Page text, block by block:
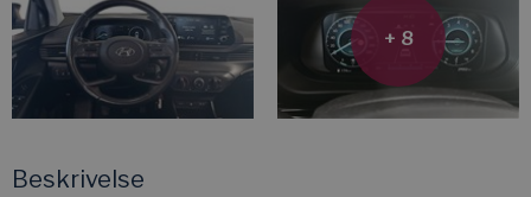
+ 8
Beskrivelse